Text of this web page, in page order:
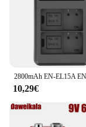
10,29€